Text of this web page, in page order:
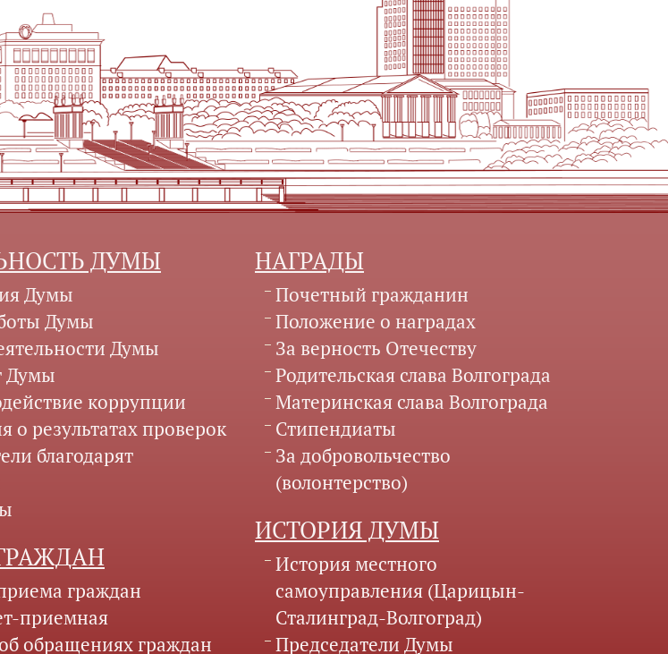
ДУМЫ
Думы
Думы
Думы
Думы
коррупции
о результатах проверок
благодарят
граждан
приемная
обращениях граждан
НАГРАДЫ
Почетный гражданин
Положение о наградах
За верность Отечеству
Родительская слава Волгограда
Материнская слава Волгограда
Стипендиаты
За добровольчество
(волонтерство)
ИСТОРИЯ ДУМЫ
История местного
самоуправления (Царицын-
Сталинград-Волгоград)
Председатели Думы